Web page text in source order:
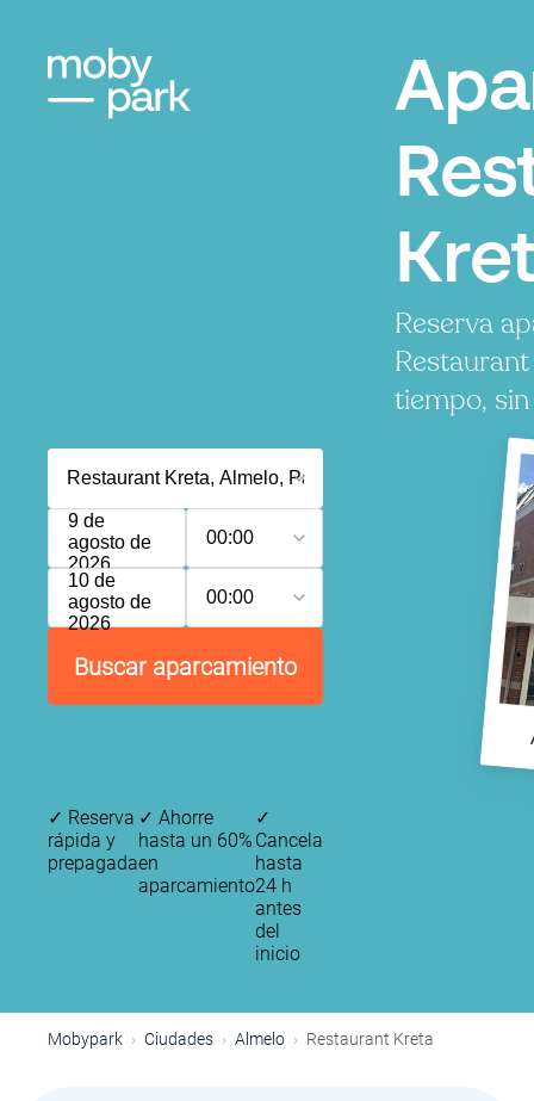
Reserva
tiempo,
9 de
agosto de
2026
00:00
10 de
agosto de
2026
00:00
Buscar aparcamiento
✓ Reserva
rápida y
prepagada
✓ Ahorre
hasta un 60%
en
aparcamiento
✓
Cancela
hasta
24 h
antes
del
inicio
Mobypark Ciudades Almelo Restaurant Kreta